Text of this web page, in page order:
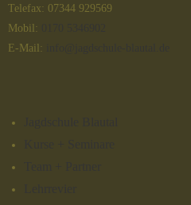
Telefax: 07344 929569
Mobil:
E-Mail: